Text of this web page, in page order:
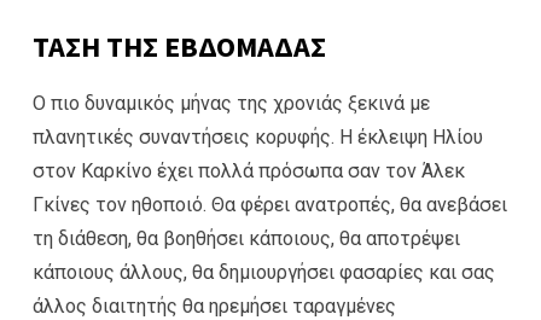
ΤΑΣΗ ΤΗΣ ΕΒΔΟΜΑΔΑΣ
Ο πιο δυναμικός μήνας της χρονιάς ξεκινά με
πλανητικές συναντήσεις κορυφής. Η έκλειψη Ηλίου
στον Καρκίνο έχει πολλά πρόσωπα σαν τον Άλεκ
Γκίνες τον ηθοποιό. Θα φέρει ανατροπές, θα ανεβάσει
τη διάθεση, θα βοηθήσει κάποιους, θα αποτρέψει
κάποιους άλλους, θα δημιουργήσει φασαρίες και σας
άλλος διαιτητής θα ηρεμήσει ταραγμένες